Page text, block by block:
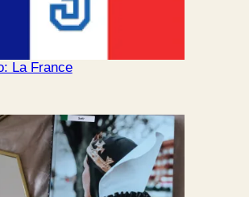
La France